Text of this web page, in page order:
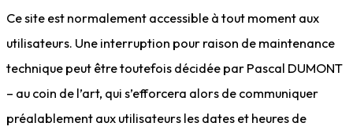
Ce site est normalement accessible à tout moment aux
utilisateurs. Une interruption pour raison de maintenance
technique peut être toutefois décidée par Pascal DUMONT
– au coin de l’art, qui s’efforcera alors de communiquer
préalablement aux utilisateurs les dates et heures de